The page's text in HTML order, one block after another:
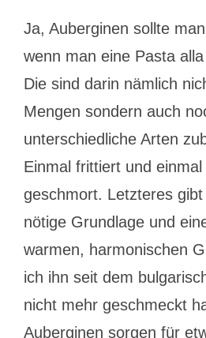
Ja, Auberginen sollte
wenn man eine Pasta
Die sind darin nämlich
Mengen sondern auch
unterschiedliche Arten
Einmal frittiert und
geschmort. Letzteres
nötige Grundlage und
warmen, harmonischen
ich ihn seit dem
nicht mehr geschmeckt
Auberginen sorgen für